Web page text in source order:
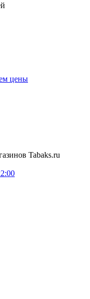
цены
Tabaks.ru